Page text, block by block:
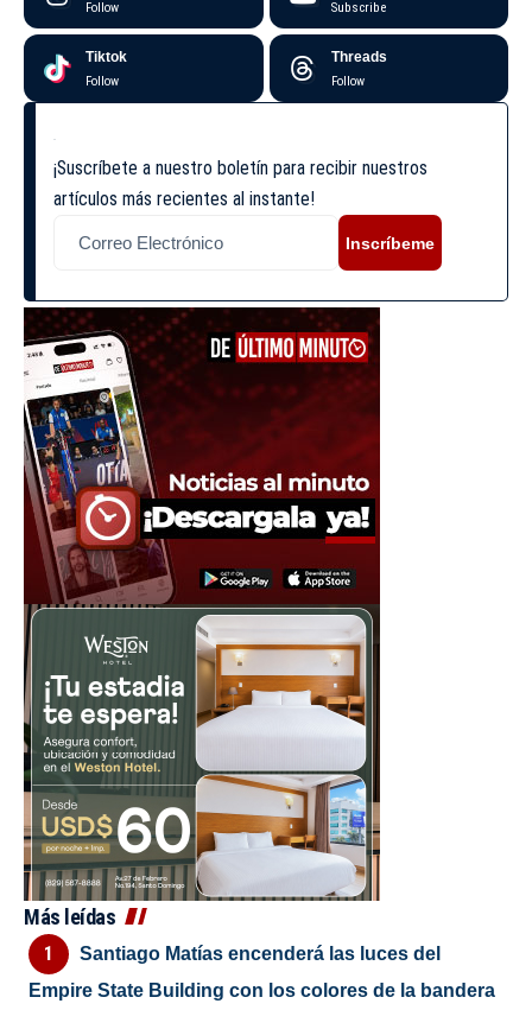
Follow Subscribe
Tiktok
Follow
Threads
Follow
¡Suscríbete a nuestro boletín para recibir nuestros
artículos más recientes al instante!
Inscríbeme
Más leídas
Santiago Matías encenderá las luces del
Empire State Building con los colores de la bandera